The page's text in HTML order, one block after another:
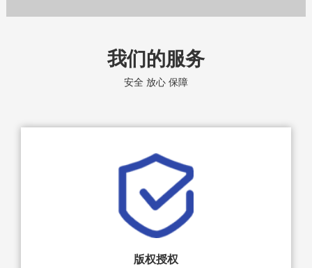
我们的服务
安全 放心 保障
版权授权